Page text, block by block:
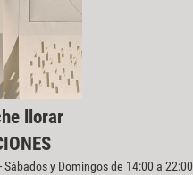
llorar
y Domingos de 14:00 a 22:00